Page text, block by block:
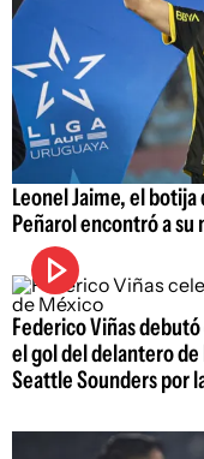
Leonel Jaime, el
Peñarol encontró a su
Federico Viñas
el gol del delantero
Seattle Sounders por